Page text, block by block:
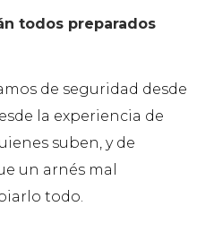
todos preparados
de seguridad desde
la experiencia de
suben, y de
un arnés mal
todo.